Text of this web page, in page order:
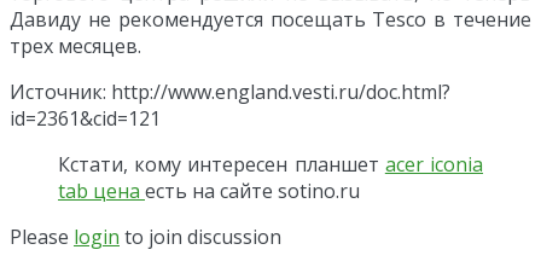
Давиду не рекомендуется посещать Tesco в течение
трех месяцев.
Источник: http://www.england.vesti.ru/doc.html?
id=2361&cid=121
Кстати, кому интересен планшет acer iconia
tab цена есть на сайте sotino.ru
Please login to join discussion